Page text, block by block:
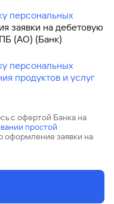
персональных
заявки на дебетовую
(АО) (Банк)
персональных
продуктов и услуг
с офертой Банка на
простой
оформление заявки на